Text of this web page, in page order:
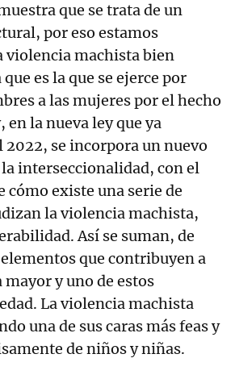
que se trata de un
por eso estamos
violencia machista bien
es la que se ejerce por
a las mujeres por el hecho
en la nueva ley que ya
2022, se incorpora un nuevo
interseccionalidad, con el
cómo existe una serie de
la violencia machista,
Así se suman, de
que contribuyen a
mayor y uno de estos
La violencia machista
una de sus caras más feas y
de niños y niñas.